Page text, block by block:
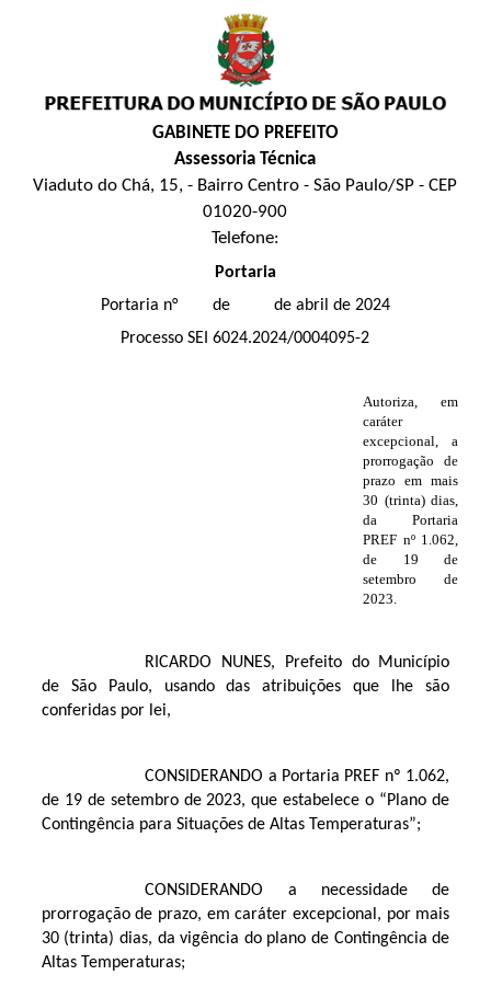
GABINETE DO PREFEITO
Assessoria Técnica
Viaduto do Chá, 15, - Bairro Centro - São Paulo/SP - CEP
01020-900
Telefone:
Portaria
Portaria n° de de abril de 2024
Processo SEI 6024.2024/0004095-2
Autoriza, em
caráter
excepcional, a
prorrogação de
prazo em mais
30 (trinta) dias,
da Portaria
PREF nº 1.062,
de 19 de
setembro de
2023.
RICARDO NUNES, Prefeito do Município
de São Paulo, usando das atribuições que lhe são
conferidas por lei,
CONSIDERANDO a Portaria PREF nº 1.062,
de 19 de setembro de 2023, que estabelece o “Plano de
Contingência para Situações de Altas Temperaturas”;
CONSIDERANDO a necessidade de
prorrogação de prazo, em caráter excepcional, por mais
30 (trinta) dias, da vigência do plano de Contingência de
Altas Temperaturas;